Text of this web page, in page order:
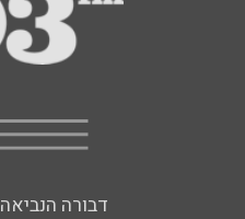
דבורה הנביאה 6, רמת השרון